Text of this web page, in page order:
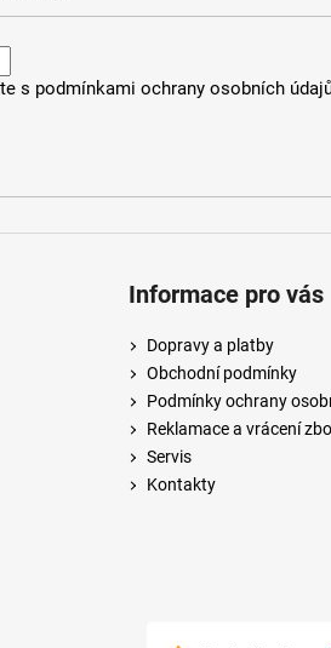
s podmínkami ochrany osobních
Informace pro vás
Dopravy a platby
Obchodní podmínky
Podmínky ochrany
Reklamace a vrácení
Servis
Kontakty